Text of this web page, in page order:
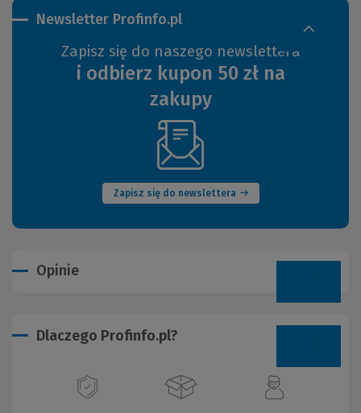
Newsletter Profinfo.pl
Zapisz się do naszego newslettera
i odbierz kupon 50 zł na
zakupy
Zapisz się do newslettera
(Nowe
okno)
Opinie
Dlaczego Profinfo.pl?